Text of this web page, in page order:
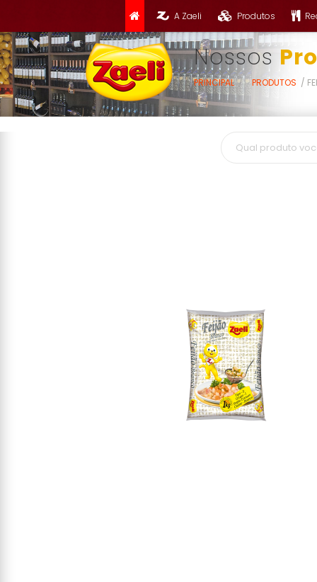
A Zaeli Produtos
Nossos
PRINCIPAL PRODUTOS